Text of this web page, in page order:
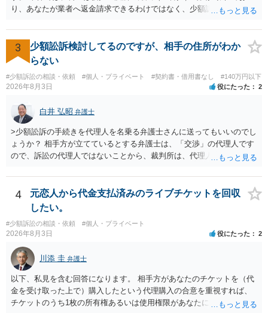
く求めます。 以上
り、あなたが業者へ返金請求できるわけではなく、少額訴訟は使えな
在確認請求訴訟を提起することも考えられますが、まずは後払い決済
業者へ（原契約のクーリング・オフの証拠の写しとともに）支払拒絶
の通知書を送り、もし訴訟や支払督促を行ってきた場合には全面的に
争う、というやり方がベターではないかと思います。弁護士会の相談
センター等で、消費者問題に強い弁護士（消費者保護委員会に所属し
ているなど）へ相談されることをお勧めします。
3
少額訟訴検討してるのですが、相手の住所がわか
らない
#少額訴訟の相談・依頼 #個人・プライベート #契約書・借用書なし #140万円以下
2026年8月3日 役にたった 2
白井 弘昭 弁護士
>少額訟訴の手続きを代理人を名乗る弁護士さんに送ってもいいのでし
ょうか？ 相手方が立てているとする弁護士は、「交渉」の代理人です
ので、訴訟の代理人ではないことから、裁判所は、代理人宛ての訴状
ている場合は、相手方（被告）の住所で訴状を作成提出し、裁判所に
代理人が就いていたことを知らせると（訴状の記載内容から明らかな
場合も）、裁判所が当該代理人弁護士に事前連絡し、引き続き訴訟も
受任するかを聞いたうえで、受任の意志が明らかになったところで、
直接被告に送達するのではなく、代理人に訴状の受領を促すこともあ
ります。 ラインのやり取りでしか証拠がないと、実際の本人性が明ら
かではありません。もちろん弁護士（２０万円の請求で代理人弁護士
に委任するかも疑わしいのですが）も住所は明らかにしないでしょ
う。 何か本人を示す事実（振込先などの情報）から、相手の住所等の
情報を割り出していくしかないように思えます。 以上、ご参考まで。
4
元恋人から代金支払済みのライブチケットを回収
したい。
#少額訴訟の相談・依頼 #個人・プライベート
2026年8月3日 役にたった 2
川添 圭 弁護士
以下、私見を含む回答になります。 相手方があなたのチケットを（代
金を受け取った上で）購入したという代理購入の合意を重視すれば、
チケットのうち1枚の所有権あるいは使用権限があなたにあり、チケッ